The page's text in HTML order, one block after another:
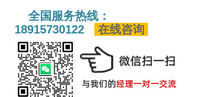
全国服务热线：
18915730122
在线咨询